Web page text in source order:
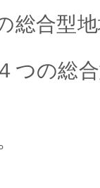
総合型
つの総